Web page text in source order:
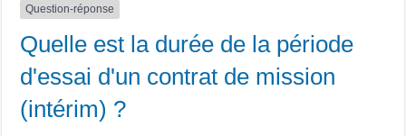
Question-réponse
Quelle est la durée de la période
d'essai d'un contrat de mission
(intérim) ?